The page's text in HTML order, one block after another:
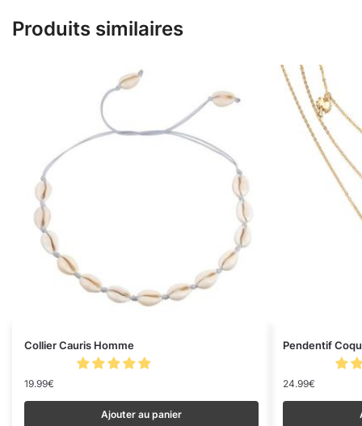
Produits similaires
Collier Cauris Homme
19.99€
Ajouter au panier
Pendentif
24.99€